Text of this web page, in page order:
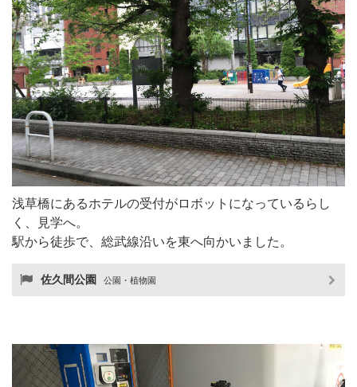
浅草橋にあるホテルの受付がロボットになっているらし
く、見学へ。
駅から徒歩で、総武線沿いを東へ向かいました。
佐久間公園 公園・植物園